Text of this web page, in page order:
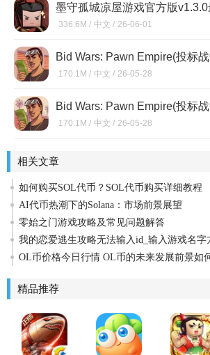
墨守孤城凉屋游戏官方版v1.3.0
336.6M / 中文 / 26-06-01
Bid Wars: Pawn Empire(投标
国)2.36
170.1M / 中文 / 26-05-28
Bid Wars: Pawn Empire(投标
中文版)v2.36
170.1M / 中文 / 26-05-28
相关文章
如何购买SOL代币？SOL代币购买详细教程
AI代币热潮下的Solana：市场前景展望
零始之门游戏攻略及常见问题解答
我的恋爱逃生攻略无法输入id_输入游戏名字
OL币价格今日行情 OL币的未来发展前景如
精品推荐